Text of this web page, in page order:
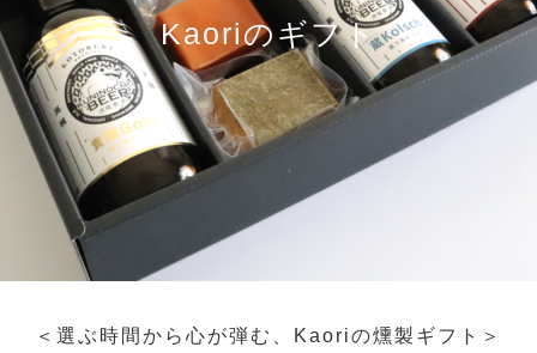
Kaoriのギフト
＜選ぶ時間から心が弾む、Kaoriの燻製ギフト＞